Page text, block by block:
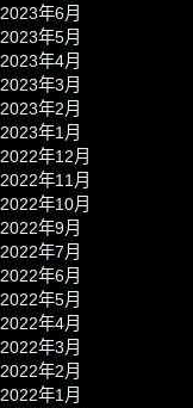
2023年6月
2023年5月
2023年4月
2023年3月
2023年2月
2023年1月
2022年12月
2022年11月
2022年10月
2022年9月
2022年7月
2022年6月
2022年5月
2022年4月
2022年3月
2022年2月
2022年1月